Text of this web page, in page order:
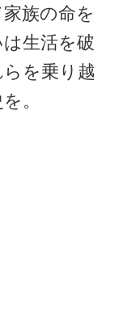
族の命を
生活を破
を乗り越
。